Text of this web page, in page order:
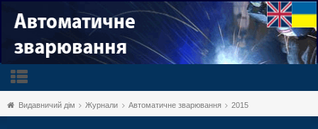
Видавничий дім Журнали Автоматичне зварювання 2015